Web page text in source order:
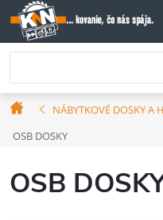
Prejsť
na
obsah
DomovNÁBYTKOVÉ DOSKY A
OSB DOSKY
OSB